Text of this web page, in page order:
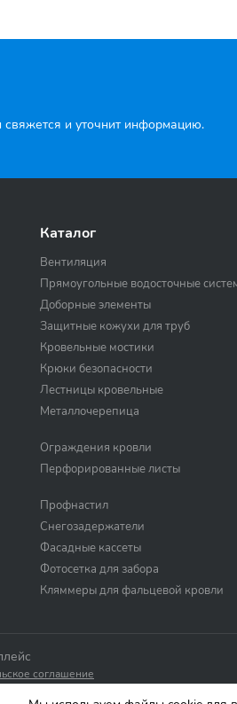
и уточнит информацию.
Каталог
Вентиляция
Прямоугольные водосточные
Доборные элементы
Защитные кожухи для труб
Кровельные мостики
Крюки безопасности
Лестницы кровельные
Металлочерепица
Ограждения кровли
Перфорированные листы
Профнастил
Снегозадержатели
Фасадные кассеты
Фотосетка для забора
Кляммеры для фальцевой кровли
соглашение